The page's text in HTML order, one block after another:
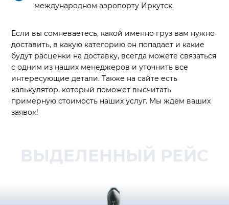
международном аэропорту Иркутск.
Если вы сомневаетесь, какой именно груз вам нужно
доставить, в какую категорию он попадает и какие
будут расценки на доставку, всегда можете связаться
с одним из наших менеджеров и уточнить все
интересующие детали. Также на сайте есть
калькулятор, который поможет высчитать
примерную стоимость наших услуг. Мы ждём ваших
заявок!
ВЫДЕЛЕННЫЙ РЕЙС